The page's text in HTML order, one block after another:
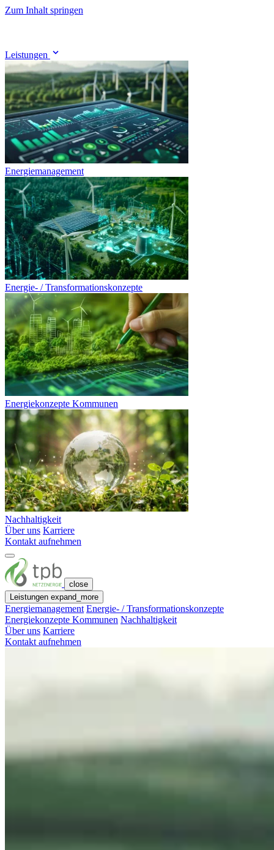
Zum Inhalt springen
Leistungen
Energiemanagement
Energie- / Transformationskonzepte
Energiekonzepte Kommunen
Nachhaltigkeit
Über uns Karriere
Kontakt aufnehmen
close
Leistungen expand_more
Energie­management Energie- / Transfor­mations­konzepte
Energiekonzepte Kommunen Nachhaltigkeit
Über uns Karriere
Kontakt aufnehmen